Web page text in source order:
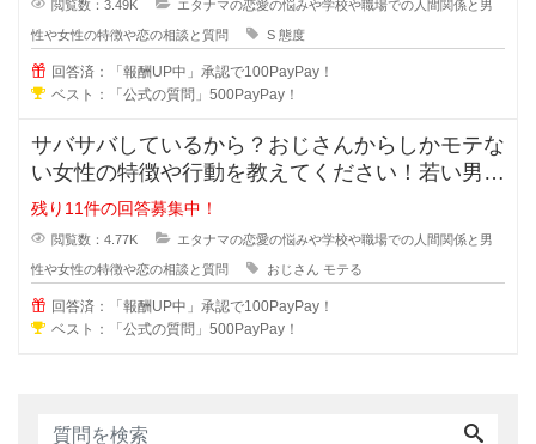
閲覧数：3.49K エタナマの恋愛の悩みや学校や職場での人間関係と男
性や女性の特徴や恋の相談と質問 S 態度
回答済：「報酬UP中」承認で100PayPay！
ベスト：「公式の質問」500PayPay！
サバサバしているから？おじさんからしかモテな
い女性の特徴や行動を教えてください！若い男性
にはモテないいけど何故だかおじさ
残り11件の回答募集中！
閲覧数：4.77K エタナマの恋愛の悩みや学校や職場での人間関係と男
性や女性の特徴や恋の相談と質問 おじさん モテる
回答済：「報酬UP中」承認で100PayPay！
ベスト：「公式の質問」500PayPay！